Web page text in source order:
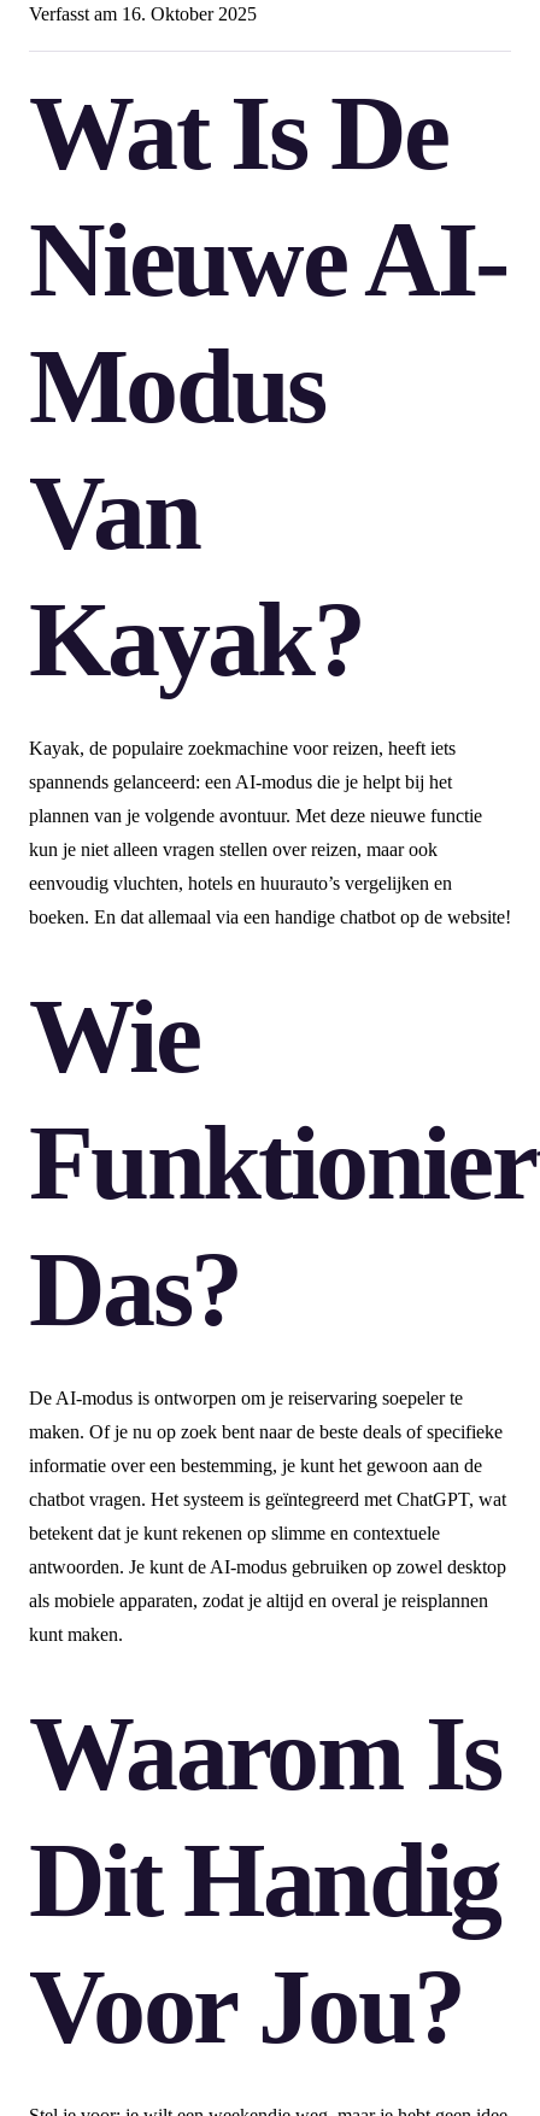
Verfasst am 16. Oktober 2025
Wat Is De
Nieuwe AI-
Modus
Van
Kayak?
Kayak, de populaire zoekmachine voor reizen, heeft iets
spannends gelanceerd: een AI-modus die je helpt bij het
plannen van je volgende avontuur. Met deze nieuwe functie
kun je niet alleen vragen stellen over reizen, maar ook
eenvoudig vluchten, hotels en huurauto’s vergelijken en
boeken. En dat allemaal via een handige chatbot op de website!
Wie
Das?
De AI-modus is ontworpen om je reiservaring soepeler te
maken. Of je nu op zoek bent naar de beste deals of specifieke
informatie over een bestemming, je kunt het gewoon aan de
chatbot vragen. Het systeem is geïntegreerd met ChatGPT, wat
betekent dat je kunt rekenen op slimme en contextuele
antwoorden. Je kunt de AI-modus gebruiken op zowel desktop
als mobiele apparaten, zodat je altijd en overal je reisplannen
kunt maken.
Waarom Is
Dit Handig
Voor Jou?